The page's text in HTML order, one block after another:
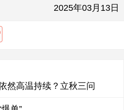
2025年03月13日
然高温持续？立秋三问